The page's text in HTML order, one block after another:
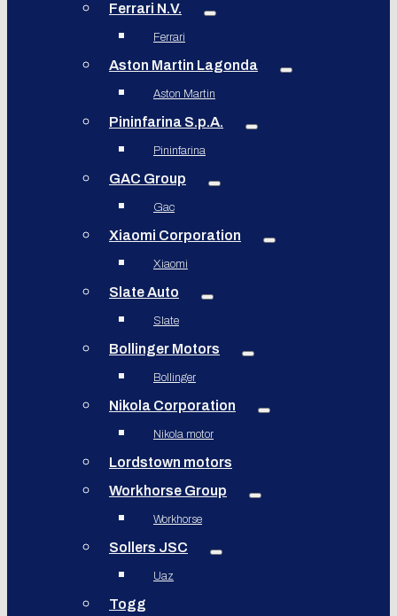
Ferrari N.V.
Ferrari
Aston Martin Lagonda
Aston Martin
Pininfarina S.p.A.
Pininfarina
GAC Group
Gac
Xiaomi Corporation
Xiaomi
Slate Auto
Slate
Bollinger Motors
Bollinger
Nikola Corporation
Nikola motor
Lordstown motors
Workhorse Group
Workhorse
Sollers JSC
Uaz
Togg